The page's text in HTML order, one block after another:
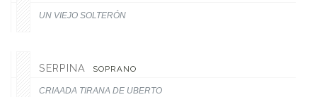
UN VIEJO SOLTERÓN
SERPINA SOPRANO
CRIAADA TIRANA DE UBERTO